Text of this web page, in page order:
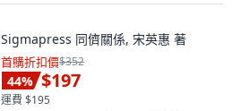
Sigmapress 同儕關係, 宋英惠 著
首購折扣價$352
44% $197
運費 $195